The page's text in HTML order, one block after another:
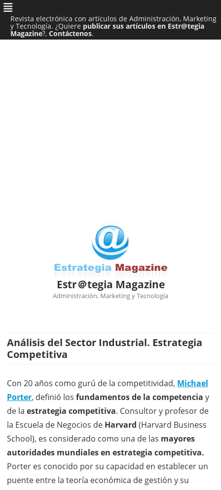
Revista electrónica con artículos de Administración, Marketing
y Tecnología. ¿Quiere publicar sus artículos en Estr@tegia
Magazine?, Contáctenos.
Estr＠tegia Magazine
Administración, Marketing y Tecnología
contenido
Análisis del Sector Industrial. Estrategia
Competitiva
Con 20 años como gurú de la competitividad, Michael
Porter, definió los fundamentos de la competencia y
de la estrategia competitiva. Consultor y profesor de
la Escuela de Negocios de Harvard (Harvard Business
School), es considerado como una de las mayores
autoridades mundiales en estrategia competitiva.
Porter es conocido por su capacidad en establecer un
puente entre la teoría económica de gestión y su